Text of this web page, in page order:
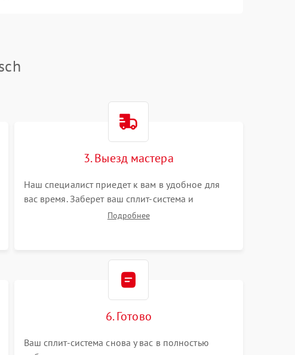
3. Выезд мастера
Наш специалист приедет к вам в удобное для
вас время. Заберет ваш сплит-система и
привезет на склад для диагностики.
Подробнее
6. Готово
Ваш сплит-система снова у вас в полностью